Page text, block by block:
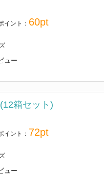
イント： 60pt
ュー
箱セット)
イント： 72pt
ュー